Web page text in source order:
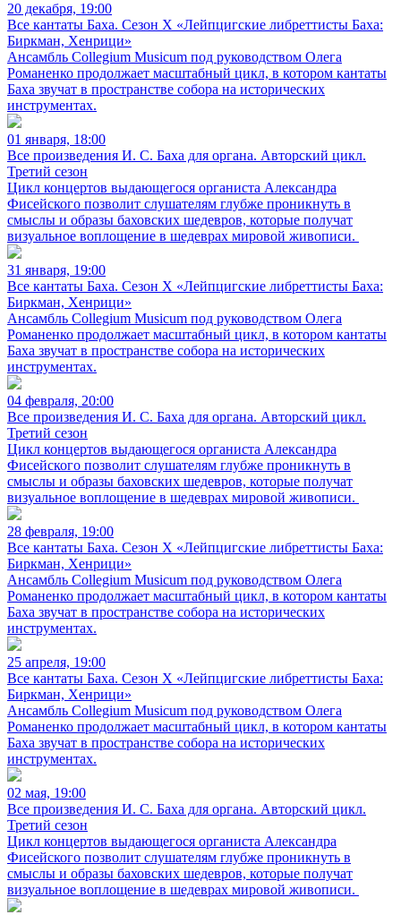
20 декабря, 19:00
Все кантаты Баха. Сезон X «Лейпцигские либреттисты Баха:
Биркман, Хенрици»
Ансамбль Collegium Musicum под руководством Олега
Романенко продолжает масштабный цикл, в котором кантаты
Баха звучат в пространстве собора на исторических
инструментах.
01 января, 18:00
Все произведения И. С. Баха для органа. Авторский цикл.
Третий сезон
Цикл концертов выдающегося органиста Александра
Фисейского позволит слушателям глубже проникнуть в
смыслы и образы баховских шедевров, которые получат
визуальное воплощение в шедеврах мировой живописи.
31 января, 19:00
Все кантаты Баха. Сезон X «Лейпцигские либреттисты Баха:
Биркман, Хенрици»
Ансамбль Collegium Musicum под руководством Олега
Романенко продолжает масштабный цикл, в котором кантаты
Баха звучат в пространстве собора на исторических
инструментах.
04 февраля, 20:00
Все произведения И. С. Баха для органа. Авторский цикл.
Третий сезон
Цикл концертов выдающегося органиста Александра
Фисейского позволит слушателям глубже проникнуть в
смыслы и образы баховских шедевров, которые получат
визуальное воплощение в шедеврах мировой живописи.
28 февраля, 19:00
Все кантаты Баха. Сезон X «Лейпцигские либреттисты Баха:
Биркман, Хенрици»
Ансамбль Collegium Musicum под руководством Олега
Романенко продолжает масштабный цикл, в котором кантаты
Баха звучат в пространстве собора на исторических
инструментах.
25 апреля, 19:00
Все кантаты Баха. Сезон X «Лейпцигские либреттисты Баха:
Биркман, Хенрици»
Ансамбль Collegium Musicum под руководством Олега
Романенко продолжает масштабный цикл, в котором кантаты
Баха звучат в пространстве собора на исторических
инструментах.
02 мая, 19:00
Все произведения И. С. Баха для органа. Авторский цикл.
Третий сезон
Цикл концертов выдающегося органиста Александра
Фисейского позволит слушателям глубже проникнуть в
смыслы и образы баховских шедевров, которые получат
визуальное воплощение в шедеврах мировой живописи.